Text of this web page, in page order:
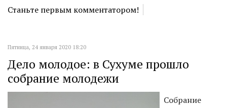
Станьте первым комментатором!
Пятница, 24 января 2020 18:20
Дело молодое: в Сухуме прошло
собрание молодежи
Собрание